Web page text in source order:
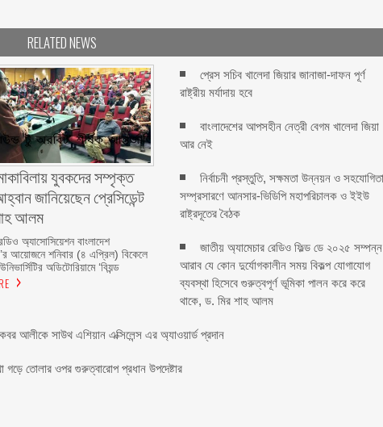
RELATED NEWS
যুবকদের সম্পৃক্ত
জানিয়েছেন প্রেসিডেন্ট
আলম
অ্যাসোসিয়েশন বাংলাদেশ
আয়োজনে শনিবার (৪ এপ্রিল) বিকেলে
অডিটোরিয়ামে ‘বিয়ন্ড
প্রেস সচিব খালেদা জিয়ার জানাজা-দাফন পূর্ণ
রাষ্ট্রীয় মর্যাদায় হবে
বাংলাদেশের আপসহীন নেত্রী বেগম খালেদা জিয়া
আর নেই
নির্বাচনী প্রস্তুতি, সক্ষমতা উন্নয়ন ও
সম্প্রসারণে আনসার-ভিডিপি মহাপরিচালক ও ইইউ
রাষ্ট্রদূতের বৈঠক
জাতীয় অ্যামেচার রেডিও ফিল্ড ডে ২০২৫
আরাব যে কোন দুর্যোগকালীন সময় বিকল্প যোগাযোগ
ব্যবস্থা হিসেবে গুরুত্বপূর্ণ ভূমিকা পালন করে করে
থাকে, ড. মির শাহ আলম
আলীকে সাউথ এশিয়ান এক্সিলেন্স এর অ্যাওয়ার্ড প্রদান
তোলার ওপর গুরুত্বারোপ প্রধান উপদেষ্টার